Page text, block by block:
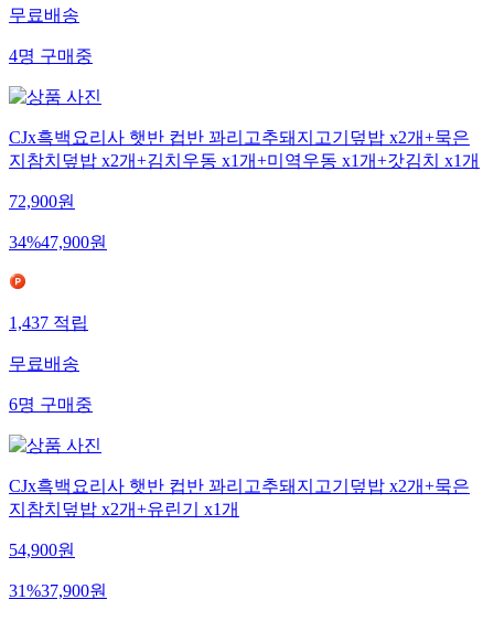
무료배송
4명구매중
CJx흑백요리사 햇반 컵반 꽈리고추돼지고기덮밥 x2개+묵은
지참치덮밥 x2개+김치우동 x1개+미역우동 x1개+갓김치 x1개
72,900원
34%47,900원
1,437적립
무료배송
6명구매중
CJx흑백요리사 햇반 컵반 꽈리고추돼지고기덮밥 x2개+묵은
지참치덮밥 x2개+유린기 x1개
54,900원
31%37,900원